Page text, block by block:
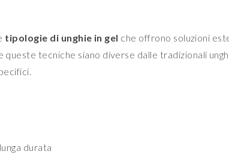
tipologie di unghie in gel che offrono soluzioni
queste tecniche siano diverse dalle tradizionali
durata